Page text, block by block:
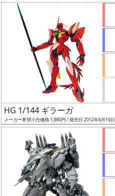
リ
ー
HG 1/144 ギラーガ
メーカー希望小売価格 1,980円 / 発売日 2012年6月16日